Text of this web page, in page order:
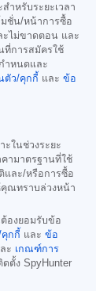
ำหรับระยะเวลา
มชั่น/หน้าการซื้อ
ะไม่ขาดตอน และ
ที่การสมัครใช้
ำหนดและ
ตัว/คุกกี้ และ ข้อ
ะในช่วงระยะ
ามาตรฐานที่ใช้
ละ/หรือการซื้อ
คุณทราบล่วงหน้า
องยอมรับข้อ
คุกกี้ และ ข้อ
ะ เกณฑ์การ
ตั้ง SpyHunter